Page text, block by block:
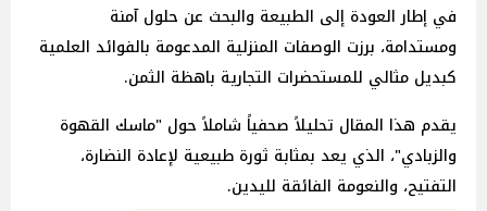
في إطار العودة إلى الطبيعة والبحث عن حلول آمنة
ومستدامة، برزت الوصفات المنزلية المدعومة بالفوائد العلمية
كبديل مثالي للمستحضرات التجارية باهظة الثمن.
يقدم هذا المقال تحليلاً صحفياً شاملاً حول "ماسك القهوة
والزبادي"، الذي يعد بمثابة ثورة طبيعية لإعادة النضارة،
التفتيح، والنعومة الفائقة لليدين.